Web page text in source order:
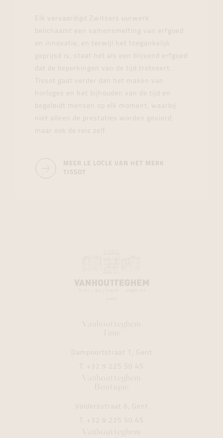
Elk vervaardigd Zwitsers uurwerk
belichaamt een samensmelting van erfgoed
en innovatie, en terwijl het toegankelijk
geprijsd is, staat het als een blijvend erfgoed
dat de beperkingen van de tijd trotseert.
Tissot gaat verder dan het maken van
horloges en het bijhouden van de tijd en
begeleidt mensen op elk moment, waarbij
niet alleen de prestaties worden gevierd,
maar ook de reis zelf.
MEER LE LOCLE VAN HET MERK
TISSOT
Vanhoutteghem
Time
Dampoortstraat 1, Gent
T. +32 9 225 50 45
Vanhoutteghem
Boutique
Voldersstraat 6, Gent
T. +32 9 225 50 45
Vanhoutteghem